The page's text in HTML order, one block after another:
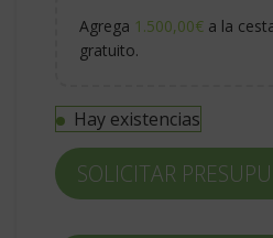
Agrega 1.500,00€ a la
gratuito.
Hay existencias
SOLICITAR